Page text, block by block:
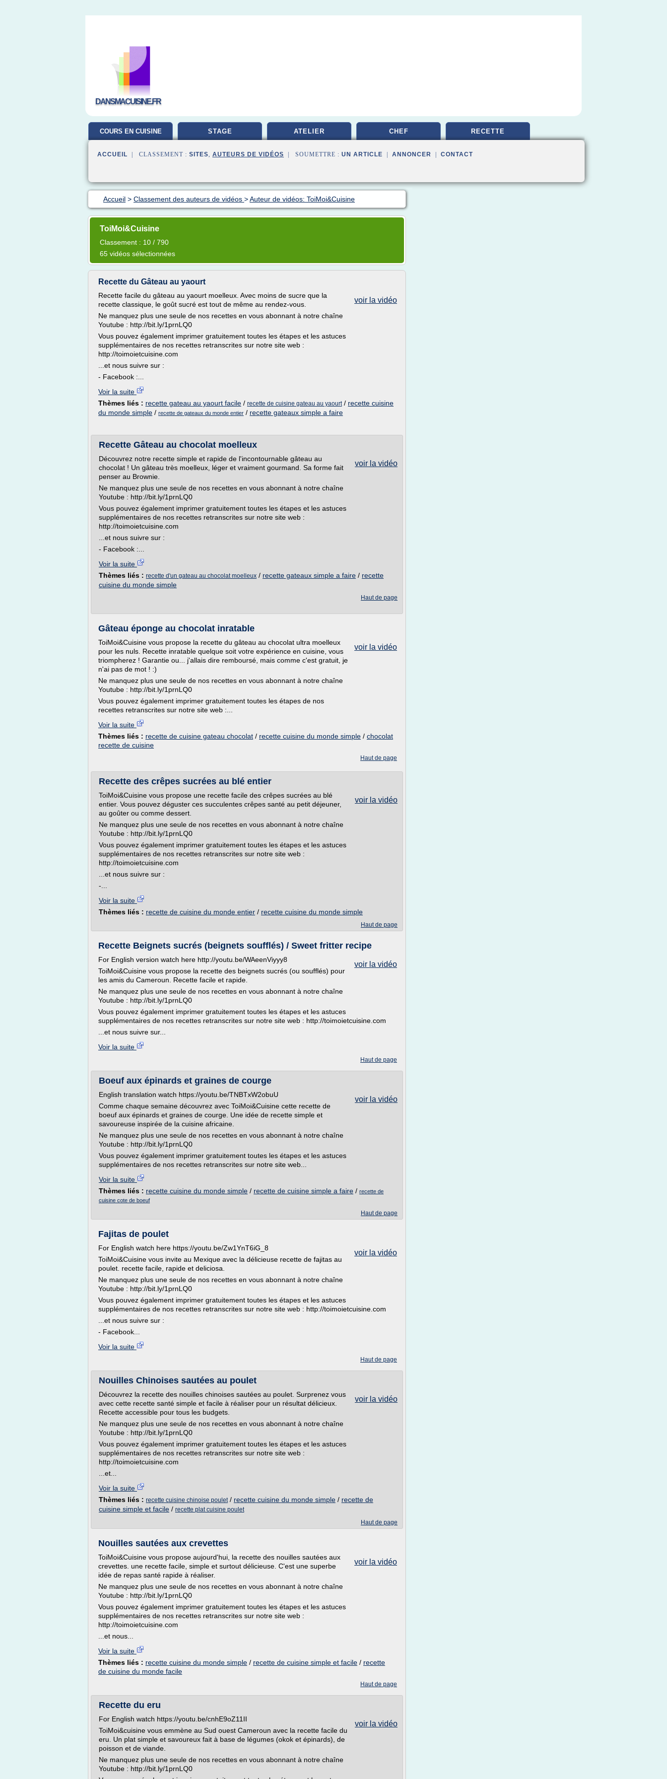
DANSMACUISINE.FR
COURS EN CUISINE STAGE ATELIER CHEF RECETTE
ACCUEIL | CLASSEMENT : SITES, AUTEURS DE VIDÉOS | SOUMETTRE : UN ARTICLE ANNONCER CONTACT
Accueil > Classement des auteurs de vidéos >Auteur de vidéos: ToiMoi&Cuisine
ToiMoi&Cuisine
Classement : 10 / 790
65 vidéos sélectionnées
Recette du Gâteau au yaourt
voir la vidéo
Recette facile du gâteau au yaourt moelleux. Avec moins de sucre que la
recette classique, le goût sucré est tout de même au rendez-vous.
Ne manquez plus une seule de nos recettes en vous abonnant à notre chaîne
Youtube : http://bit.ly/1prnLQ0
Vous pouvez également imprimer gratuitement toutes les étapes et les astuces
supplémentaires de nos recettes retranscrites sur notre site web :
http://toimoietcuisine.com
...et nous suivre sur :
- Facebook :...
Voir la suite
Thèmes liés : recette gateau au yaourt facile / recette de cuisine gateau au yaourt/ recette cuisine
du monde simple / recette de gateaux du monde entier / recette gateaux simple a faire
Recette Gâteau au chocolat moelleux
voir la vidéo
Découvrez notre recette simple et rapide de l'incontournable gâteau au
chocolat ! Un gâteau très moelleux, léger et vraiment gourmand. Sa forme fait
penser au Brownie.
Ne manquez plus une seule de nos recettes en vous abonnant à notre chaîne
Youtube : http://bit.ly/1prnLQ0
Vous pouvez également imprimer gratuitement toutes les étapes et les astuces
supplémentaires de nos recettes retranscrites sur notre site web :
http://toimoietcuisine.com
...et nous suivre sur :
- Facebook :...
Voir la suite
Thèmes liés : recette d'un gateau au chocolat moelleux / recette gateaux simple a faire / recette
cuisine du monde simple
Haut de page
Gâteau éponge au chocolat inratable
voir la vidéo
ToiMoi&Cuisine vous propose la recette du gâteau au chocolat ultra moelleux
pour les nuls. Recette inratable quelque soit votre expérience en cuisine, vous
triompherez ! Garantie ou... j'allais dire remboursé, mais comme c'est gratuit, je
n'ai pas de mot ! :)
Ne manquez plus une seule de nos recettes en vous abonnant à notre chaîne
Youtube : http://bit.ly/1prnLQ0
Vous pouvez également imprimer gratuitement toutes les étapes de nos
recettes retranscrites sur notre site web :...
Voir la suite
Thèmes liés : recette de cuisine gateau chocolat / recette cuisine du monde simple / chocolat
recette de cuisine
Haut de page
Recette des crêpes sucrées au blé entier
voir la vidéo
ToiMoi&Cuisine vous propose une recette facile des crêpes sucrées au blé
entier. Vous pouvez déguster ces succulentes crêpes santé au petit déjeuner,
au goûter ou comme dessert.
Ne manquez plus une seule de nos recettes en vous abonnant à notre chaîne
Youtube : http://bit.ly/1prnLQ0
Vous pouvez également imprimer gratuitement toutes les étapes et les astuces
supplémentaires de nos recettes retranscrites sur notre site web :
http://toimoietcuisine.com
...et nous suivre sur :
-...
Voir la suite
Thèmes liés : recette de cuisine du monde entier / recette cuisine du monde simple
Haut de page
Recette Beignets sucrés (beignets soufflés) / Sweet fritter recipe
voir la vidéo
For English version watch here http://youtu.be/WAeenViyyy8
ToiMoi&Cuisine vous propose la recette des beignets sucrés (ou soufflés) pour
les amis du Cameroun. Recette facile et rapide.
Ne manquez plus une seule de nos recettes en vous abonnant à notre chaîne
Youtube : http://bit.ly/1prnLQ0
Vous pouvez également imprimer gratuitement toutes les étapes et les astuces
supplémentaires de nos recettes retranscrites sur notre site web : http://toimoietcuisine.com
...et nous suivre sur...
Voir la suite
Haut de page
Boeuf aux épinards et graines de courge
voir la vidéo
English translation watch https://youtu.be/TNBTxW2obuU
Comme chaque semaine découvrez avec ToiMoi&Cuisine cette recette de
boeuf aux épinards et graines de courge. Une idée de recette simple et
savoureuse inspirée de la cuisine africaine.
Ne manquez plus une seule de nos recettes en vous abonnant à notre chaîne
Youtube : http://bit.ly/1prnLQ0
Vous pouvez également imprimer gratuitement toutes les étapes et les astuces
supplémentaires de nos recettes retranscrites sur notre site web...
Voir la suite
Thèmes liés : recette cuisine du monde simple / recette de cuisine simple a faire / recette de
cuisine cote de boeuf
Haut de page
Fajitas de poulet
voir la vidéo
For English watch here https://youtu.be/Zw1YnT6iG_8
ToiMoi&Cuisine vous invite au Mexique avec la délicieuse recette de fajitas au
poulet. recette facile, rapide et deliciosa.
Ne manquez plus une seule de nos recettes en vous abonnant à notre chaîne
Youtube : http://bit.ly/1prnLQ0
Vous pouvez également imprimer gratuitement toutes les étapes et les astuces
supplémentaires de nos recettes retranscrites sur notre site web : http://toimoietcuisine.com
...et nous suivre sur :
- Facebook...
Voir la suite
Haut de page
Nouilles Chinoises sautées au poulet
voir la vidéo
Découvrez la recette des nouilles chinoises sautées au poulet. Surprenez vous
avec cette recette santé simple et facile à réaliser pour un résultat délicieux.
Recette accessible pour tous les budgets.
Ne manquez plus une seule de nos recettes en vous abonnant à notre chaîne
Youtube : http://bit.ly/1prnLQ0
Vous pouvez également imprimer gratuitement toutes les étapes et les astuces
supplémentaires de nos recettes retranscrites sur notre site web :
http://toimoietcuisine.com
...et...
Voir la suite
Thèmes liés : recette cuisine chinoise poulet/ recette cuisine du monde simple / recette de
cuisine simple et facile / recette plat cuisine poulet
Haut de page
Nouilles sautées aux crevettes
voir la vidéo
ToiMoi&Cuisine vous propose aujourd'hui, la recette des nouilles sautées aux
crevettes. une recette facile, simple et surtout délicieuse. C'est une superbe
idée de repas santé rapide à réaliser.
Ne manquez plus une seule de nos recettes en vous abonnant à notre chaîne
Youtube : http://bit.ly/1prnLQ0
Vous pouvez également imprimer gratuitement toutes les étapes et les astuces
supplémentaires de nos recettes retranscrites sur notre site web :
http://toimoietcuisine.com
...et nous...
Voir la suite
Thèmes liés : recette cuisine du monde simple / recette de cuisine simple et facile / recette
de cuisine du monde facile
Haut de page
Recette du eru
voir la vidéo
For English watch https://youtu.be/cnhE9oZ11II
ToiMoi&cuisine vous emmène au Sud ouest Cameroun avec la recette facile du
eru. Un plat simple et savoureux fait à base de légumes (okok et épinards), de
poisson et de viande.
Ne manquez plus une seule de nos recettes en vous abonnant à notre chaîne
Youtube : http://bit.ly/1prnLQ0